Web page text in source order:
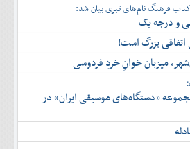
فرهنگ نام‌های تبری بیان شد:
و درجه یک
اتفاقی بزرگ است!
میزبان خوانِ خردِ فردوسی
«دستگاه‌های موسیقی ایران» در